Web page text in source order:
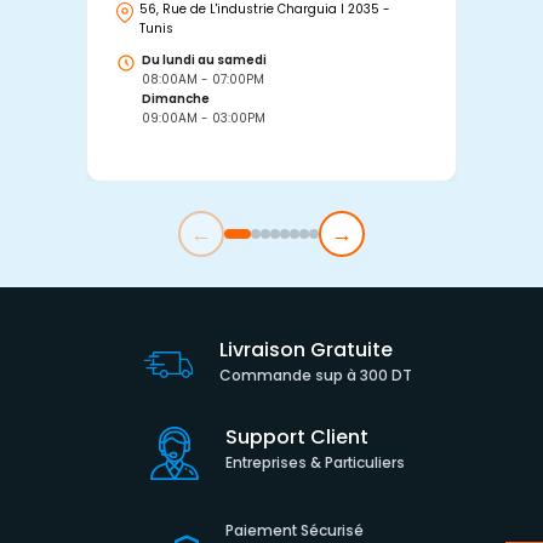
56, Rue de L'industrie Charguia I 2035 -
Tunis
Du lundi au samedi
08:00AM - 07:00PM
Dimanche
09:00AM - 03:00PM
← →
Livraison Gratuite
Commande sup à 300 DT
Support Client
Entreprises & Particuliers
Paiement Sécurisé